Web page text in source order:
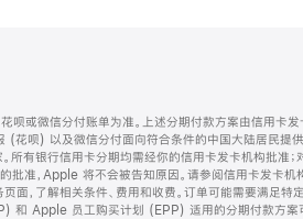
呗或微信分付账单为准。上述分期付款方案由信用卡发
(花呗) 以及微信分付面向符合条件的中国大陆居民提供
有银行信用卡分期均需经你的信用卡发卡机构批准；
批准，Apple 将不会被告知原因。请参阅信用卡发卡机
面，了解相关条件、费用和收费。订单可能需要满足特
和 Apple 员工购买计划 (EPP) 适用的分期付款方案